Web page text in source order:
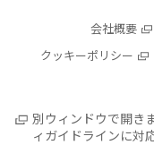
会社概要
クッキーポリシー
別ウィンドウで開き
ィガイドラインに対